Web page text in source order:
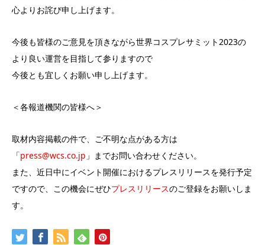
心よりお詫び申し上げます。
今後も皆様のご意見を頂きながら世界コスプレサミット2023の
より良い運営を目指して参りますので
今後とも宜しくお願い申し上げます。
＜各報道機関の皆様へ＞
取材内容掲載の件で、ご不明な点がある方は
「press@wcs.co.jp 」までお問い合わせください。
また、近日中にイベント開催におけるプレスリリースを発行予定
ですので、この機会にぜひプレスリリースのご登録をお願いしま
す。